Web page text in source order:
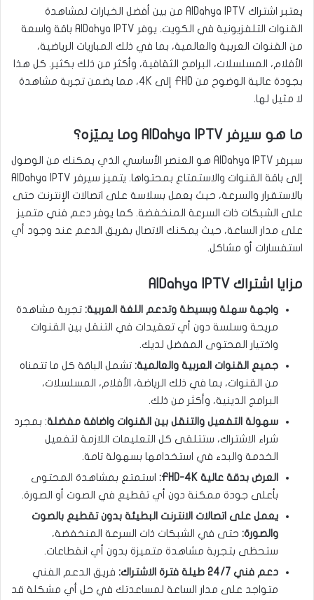
يعتبر اشتراك AlDahya IPTV من بين أفضل الخيارات لمشاهدة
القنوات التلفزيونية في الكويت. يوفر AlDahya IPTV باقة واسعة
من القنوات العربية والعالمية، بما في ذلك المباريات الرياضية،
الأفلام، المسلسلات، البرامج الثقافية، وأكثر من ذلك بكثير. كل هذا
بجودة عالية الوضوح من FHD إلى 4K، مما يضمن تجربة مشاهدة
لا مثيل لها.
ما هو سيرفر AlDahya IPTV وما يميّزه؟
سيرفر AlDahya IPTV هو العنصر الأساسي الذي يمكنك من الوصول
إلى باقة القنوات والاستمتاع بمحتواها. يتميز سيرفر AlDahya IPTV
بالاستقرار والسرعة، حيث يعمل بسلاسة على اتصالات الإنترنت حتى
على الشبكات ذات السرعة المنخفضة. كما يوفر دعم فني متميز
على مدار الساعة، حيث يمكنك الاتصال بفريق الدعم عند وجود أي
استفسارات أو مشاكل.
مزايا اشتراك AlDahya IPTV
واجهة سهلة وبسيطة وتدعم اللغة العربية: تجربة مشاهدة
مريحة وسلسة دون أي تعقيدات في التنقل بين القنوات
واختيار المحتوى المفضل لديك.
جميع القنوات العربية والعالمية: تشمل الباقة كل ما تتمناه
من القنوات، بما في ذلك الرياضة، الأفلام، المسلسلات،
البرامج الدينية، وأكثر من ذلك.
سهولة التفعيل والتنقل بين القنوات واضافة مفضلة: بمجرد
شراء الاشتراك، ستتلقى كل التعليمات اللازمة لتفعيل
الخدمة والبدء في استخدامها بسهولة تامة.
العرض بدقة عالية FHD-4K:
استمتع بمشاهدة المحتوى
بأعلى جودة ممكنة دون أي تقطيع في الصوت أو الصورة.
يعمل على اتصالات الانترنت البطيئة بدون تقطيع بالصوت
والصورة: حتى في الشبكات ذات السرعة المنخفضة،
ستحظى بتجربة مشاهدة متميزة بدون أي انقطاعات.
دعم فني 24/7 طيلة فترة الاشتراك:
فريق الدعم الفني
متواجد على مدار الساعة لمساعدتك في حل أي مشكلة قد